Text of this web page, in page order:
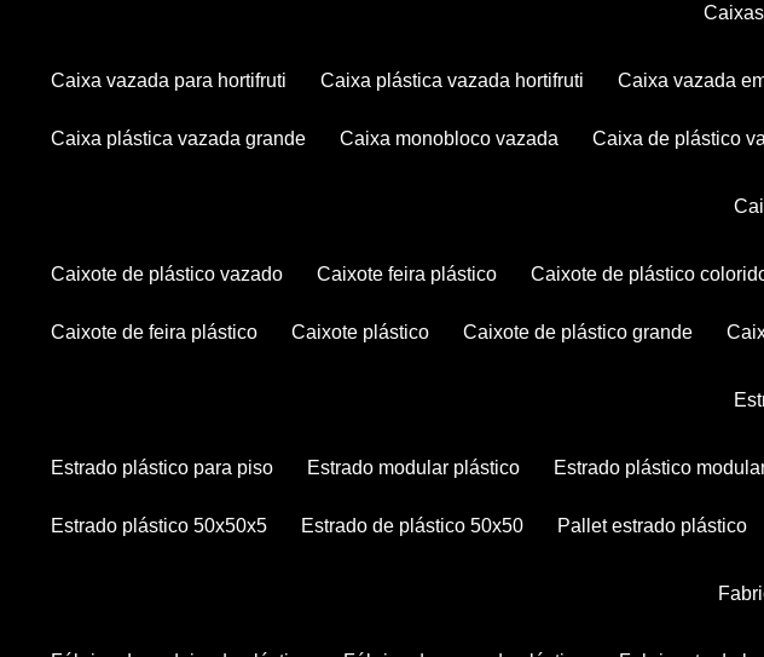
caixa vazada para hortifruti caixa plástica vazada hortifruti caixa vazada
caixa plástica vazada grande caixa monobloco vazada caixa de plástico
caixote de plástico vazado caixote feira plástico caixote de plástico
caixote de feira plástico caixote plástico caixote de plástico grande
estrado plástico para piso estrado modular plástico estrado plástico
estrado plástico 50x50x5 estrado de plástico 50x50 pallet estrado plástico